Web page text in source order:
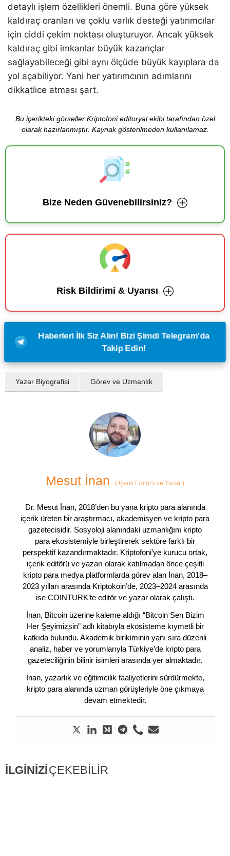
detaylı işlem özellikleri önemli. Buna göre yüksek
kaldıraç oranları ve çoklu varlık desteği yatırımcılar
için ciddi çekim noktası oluşturuyor. Ancak yüksek
kaldıraç gibi imkanlar büyük kazançlar
sağlayabileceği gibi aynı ölçüde büyük kayıplara da
yol açabiliyor. Yani her yatırımcının adımlarını
dikkatlice atması şart.
Bu içerikteki görseller Kriptofoni editoryal ekibi tarafından özel
olarak hazırlanmıştır. Kaynak gösterilmeden kullanılamaz.
Bize Neden Güvenebilirsiniz?
Risk Bildirimi & Uyarısı
Haberleri İlk Siz Alın! Bizi Şimdi Telegram'da
Takip Edin!
Yazar Biyografisi Görev ve Uzmanlık
Mesut İnan ( İçerik Editörü ve Yazar )
Dr. Mesut İnan, 2018’den bu yana kripto para alanında
içerik üreten bir araştırmacı, akademisyen ve kripto para
gazetecisidir. Sosyoloji alanındaki uzmanlığını kripto
para ekosistemiyle birleştirerek sektöre farklı bir
perspektif kazandırmaktadır. Kriptofoni’ye kurucu ortak,
içerik editörü ve yazarı olarak katılmadan önce çeşitli
kripto para medya platformlarda görev alan İnan, 2018–
2023 yılları arasında Kriptokoin’de, 2023–2024 arasında
ise COINTURK’te editör ve yazar olarak çalıştı.
İnan, Bitcoin üzerine kaleme aldığı “Bitcoin Sen Bizim
Her Şeyimizsin” adlı kitabıyla ekosisteme kıymetli bir
katkıda bulundu. Akademik birikiminin yanı sıra düzenli
analiz, haber ve yorumlarıyla Türkiye’de kripto para
gazeteciliğinin bilinir isimleri arasında yer almaktadır.
İnan, yazarlık ve eğitimcilik faaliyetlerini sürdürmekte,
kripto para alanında uzman görüşleriyle öne çıkmaya
devam etmektedir.
İLGİNİZİÇEKEBİLİR